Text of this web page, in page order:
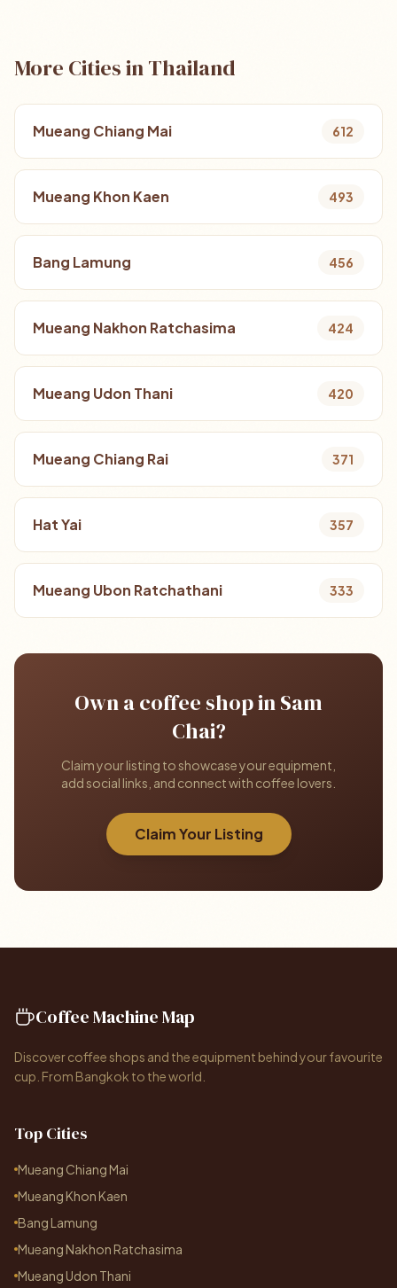
More Cities in Thailand
Mueang Chiang Mai 612
Mueang Khon Kaen 493
Bang Lamung 456
Mueang Nakhon Ratchasima 424
Mueang Udon Thani 420
Mueang Chiang Rai 371
Hat Yai 357
Mueang Ubon Ratchathani 333
Own a coffee shop in Sam
Chai?
Claim your listing to showcase your equipment,
add social links, and connect with coffee lovers.
Claim Your Listing
Coffee Machine Map
Discover coffee shops and the equipment behind your favourite
cup. From Bangkok to the world.
Top Cities
Mueang Chiang Mai
Mueang Khon Kaen
Bang Lamung
Mueang Nakhon Ratchasima
Mueang Udon Thani